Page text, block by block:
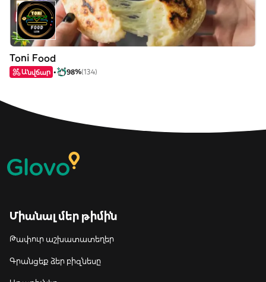
Toni Food
Անվճար 98%(134)
Միանալ մեր թիմին
Թափուր աշխատատեղեր
Գրանցեք ձեր բիզնեսը